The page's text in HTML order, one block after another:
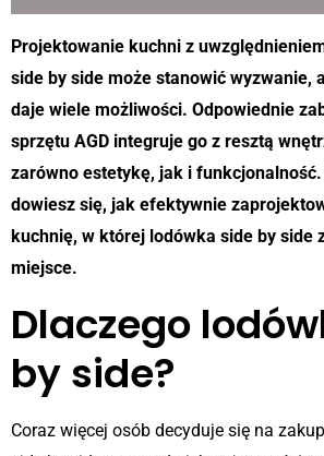
Projektowanie kuchni z
side by side może stanowić wyzwanie,
daje wiele możliwości. Odpowiednie
sprzętu AGD integruje go z resztą
zarówno estetykę, jak i
dowiesz się, jak efektywnie
kuchnię, w której lodówka side by side
miejsce.
Dlaczego
by side?
Coraz więcej osób decyduje się na